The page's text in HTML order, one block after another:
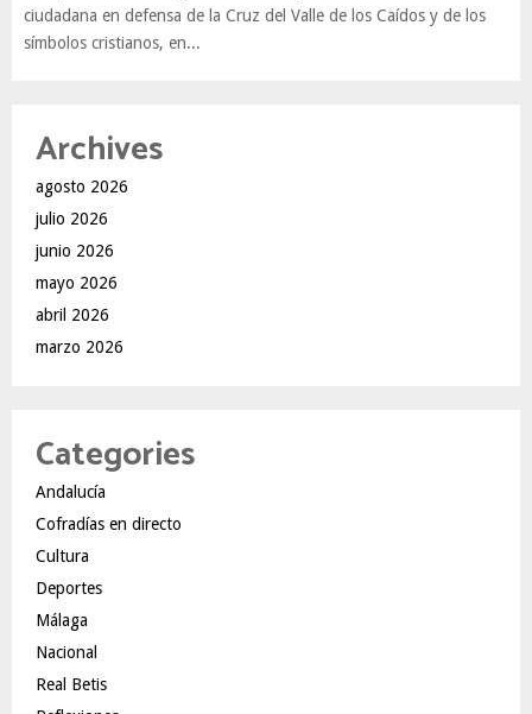
ciudadana en defensa de la Cruz del Valle de los Caídos y de los
símbolos cristianos, en...
Archives
agosto 2026
julio 2026
junio 2026
mayo 2026
abril 2026
marzo 2026
Categories
Andalucía
Cofradías en directo
Cultura
Deportes
Málaga
Nacional
Real Betis